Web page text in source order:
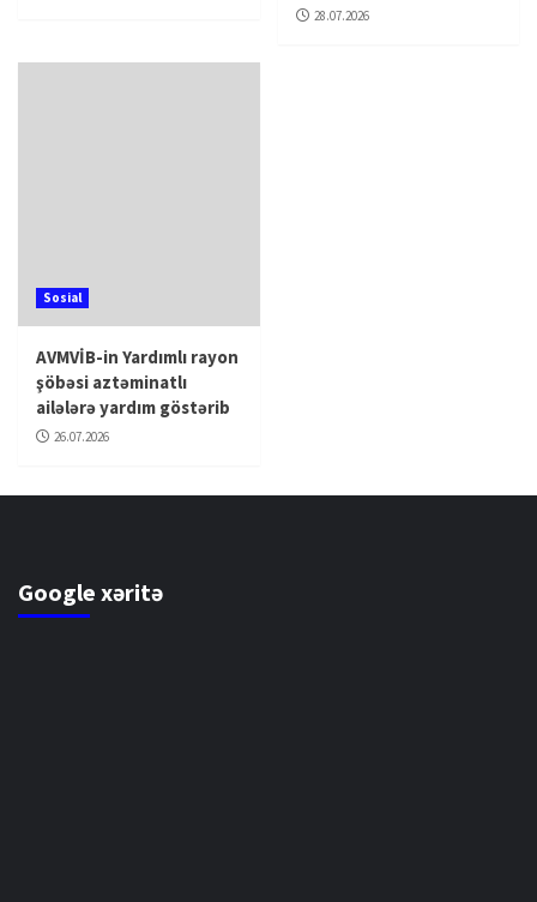
28.07.2026
Sosial
AVMVİB-in Yardımlı rayon
şöbəsi aztəminatlı
ailələrə yardım göstərib
26.07.2026
Google xəritə